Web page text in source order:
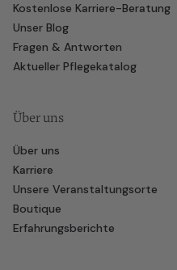
Kostenlose Karriere-Beratung
Unser Blog
Fragen & Antworten
Aktueller Pflegekatalog
Über uns
Über uns
Karriere
Unsere Veranstaltungsorte
Boutique
Erfahrungsberichte